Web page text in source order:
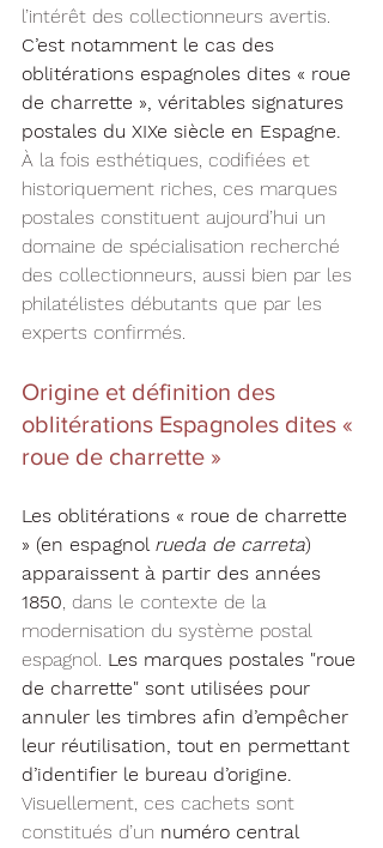
l’intérêt des collectionneurs avertis.
C’est notamment le cas des
oblitérations espagnoles dites « roue
de charrette », véritables signatures
postales du XIXe siècle en Espagne.
À la fois esthétiques, codifiées et
historiquement riches, ces marques
postales constituent aujourd’hui un
domaine de spécialisation recherché
des collectionneurs, aussi bien par les
philatélistes débutants que par les
experts confirmés.
Origine et définition des
oblitérations Espagnoles dites «
roue de charrette »
Les oblitérations « roue de charrette
» (en espagnol rueda de carreta)
apparaissent à partir des années
1850, dans le contexte de la
modernisation du système postal
espagnol. Les marques postales "roue
de charrette" sont utilisées pour
annuler les timbres afin d’empêcher
leur réutilisation, tout en permettant
d’identifier le bureau d’origine.
Visuellement, ces cachets sont
constitués d’un numéro central